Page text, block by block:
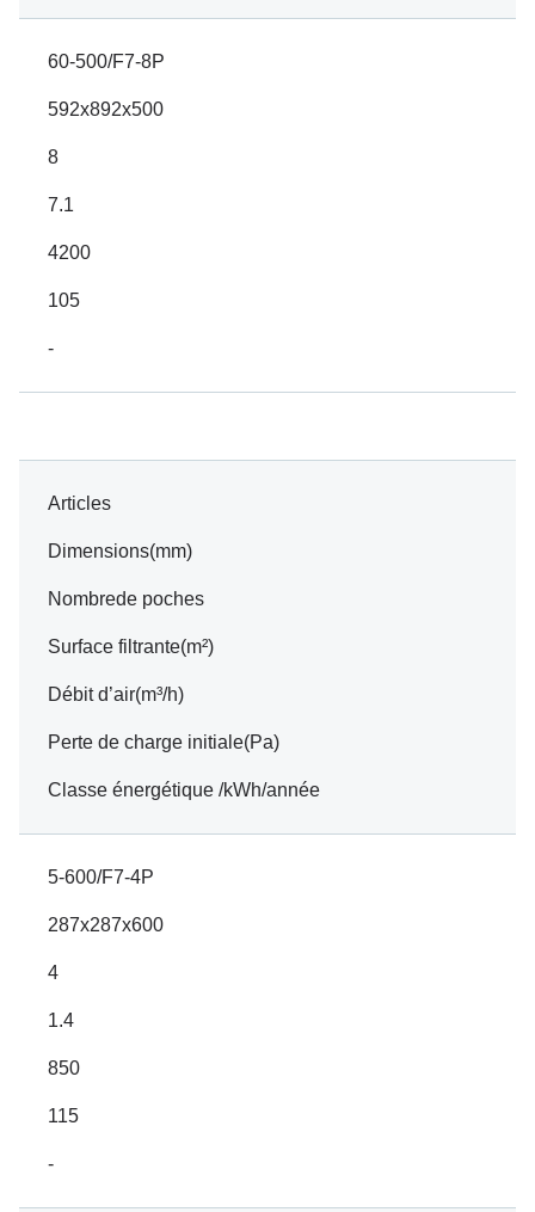
60-500/F7-8P
592x892x500
8
7.1
4200
105
-
Articles
Dimensions(mm)
Nombrede poches
Surface filtrante(m²)
Débit d’air(m³/h)
Perte de charge initiale(Pa)
Classe énergétique /kWh/année
5-600/F7-4P
287x287x600
4
1.4
850
115
-